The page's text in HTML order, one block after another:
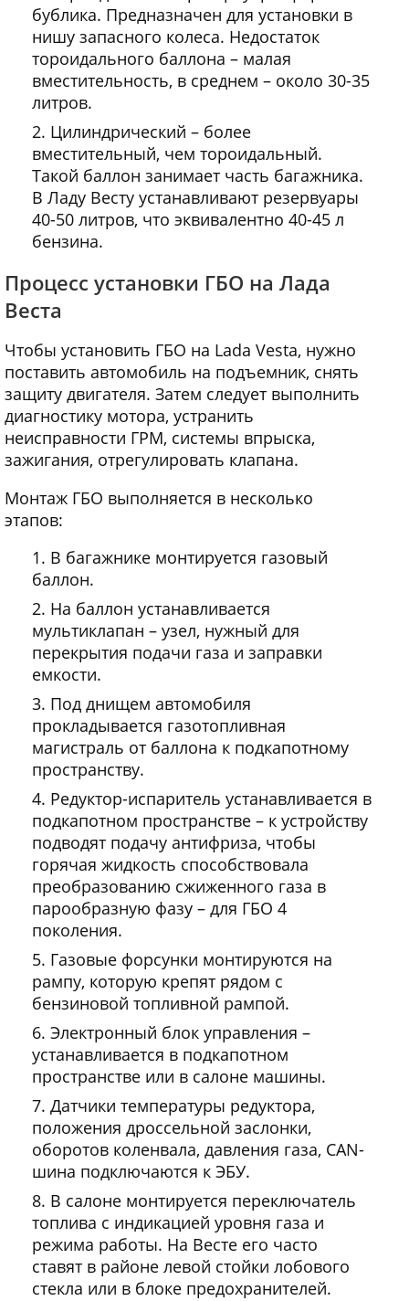
бублика. Предназначен для установки в
нишу запасного колеса. Недостаток
тороидального баллона – малая
вместительность, в среднем – около 30-35
литров.
Цилиндрический – более
вместительный, чем тороидальный.
Такой баллон занимает часть багажника.
В Ладу Весту устанавливают резервуары
40-50 литров, что эквивалентно 40-45 л
бензина.
Процесс установки ГБО на Лада
Веста
Чтобы установить ГБО на Lada Vesta, нужно
поставить автомобиль на подъемник, снять
защиту двигателя. Затем следует выполнить
диагностику мотора, устранить
неисправности ГРМ, системы впрыска,
зажигания, отрегулировать клапана.
Монтаж ГБО выполняется в несколько
этапов:
В багажнике монтируется газовый
баллон.
На баллон устанавливается
мультиклапан – узел, нужный для
перекрытия подачи газа и заправки
емкости.
Под днищем автомобиля
прокладывается газотопливная
магистраль от баллона к подкапотному
пространству.
Редуктор-испаритель устанавливается в
подкапотном пространстве – к устройству
подводят подачу антифриза, чтобы
горячая жидкость способствовала
преобразованию сжиженного газа в
парообразную фазу – для ГБО 4
поколения.
Газовые форсунки монтируются на
рампу, которую крепят рядом с
бензиновой топливной рампой.
Электронный блок управления –
устанавливается в подкапотном
пространстве или в салоне машины.
Датчики температуры редуктора,
положения дроссельной заслонки,
оборотов коленвала, давления газа, CAN-
шина подключаются к ЭБУ.
В салоне монтируется переключатель
топлива с индикацией уровня газа и
режима работы. На Весте его часто
ставят в районе левой стойки лобового
стекла или в блоке предохранителей.